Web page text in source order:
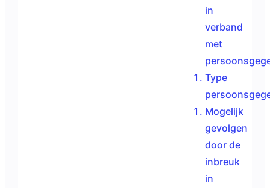
in
verband
met
Type
Mogelijk
gevolgen
door de
inbreuk
in